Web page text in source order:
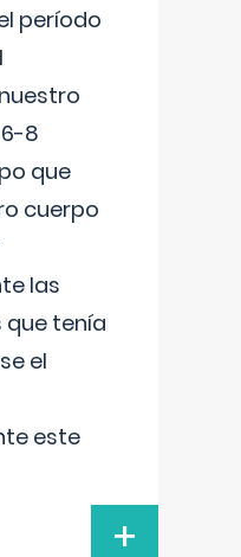
período
8
que
cuerpo
las
tenía
el
este
+